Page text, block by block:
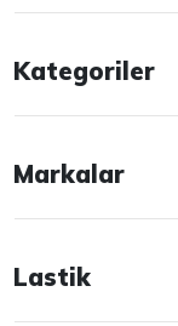
Kategoriler
Markalar
Lastik